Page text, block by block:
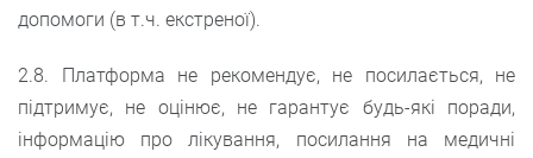
допомоги (в т.ч. екстреної).
2.8. Платформа не рекомендує, не посилається, не
підтримує, не оцінює, не гарантує будь-які поради,
інформацію про лікування, посилання на медичні